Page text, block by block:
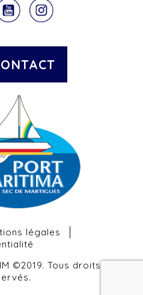
légales
©2019. Tous droits